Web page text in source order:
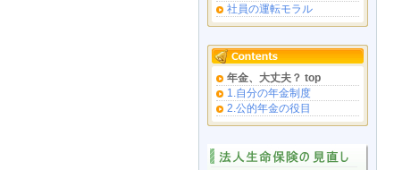
社員の運転モラル
年金、大丈夫？ top
1.自分の年金制度
2.公的年金の役目